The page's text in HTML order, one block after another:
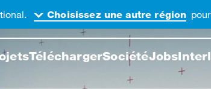
sur ce site web
TéléchargerSociétéJobs
Choisissez une autre région